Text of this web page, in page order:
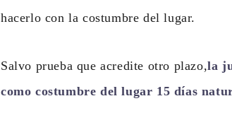
hacerlo con la costumbre del lugar.
Salvo prueba que acredite otro plazo,la
como costumbre del lugar 15 días